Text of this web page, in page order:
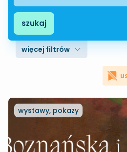
szukaj
więcej filtrów
wystawy, pokazy